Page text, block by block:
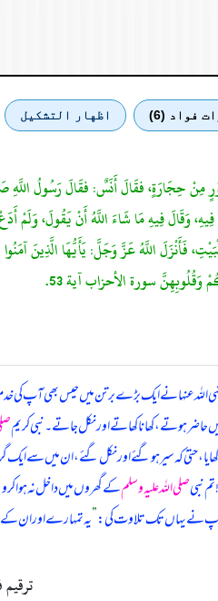
فواد (6) اظهار التشكيل
مِنْ حِجَارَةٍ، فقَالَ أَنَسٌ: فقَالَ رَسُولُ اللَّهِ
فِيهِ مَا شَاءَ اللَّهُ أَنْ يَقُولَ، وَلَمْ
فَأَنْزَلَ اللَّهُ عَزَّ وَجَلَّ: يَأَيُّهَا الَّذِينَ
عنہا نے ایک بڑے برتن میں حیس بھی آپ کی
ہوتے، کھانا کھاتے اور نکل جاتے۔ نبی کریم
حتیٰ کہ سیر ہو گئے اور نکل گئے، ان میں سے ایک
نبیصلی اللہ علیہ وسلمکے گھروں میں داخل نہ ہوا
نے یہاں تک تلاوت کی:”یہ تمہارے اور ان
ترقیم